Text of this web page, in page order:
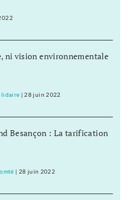
ni vision environnementale
|28 juin 2022
Besançon : La tarification
28 juin 2022